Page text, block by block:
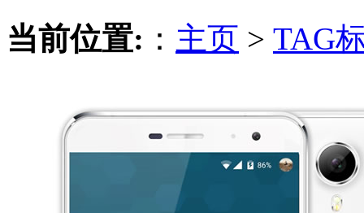
当前位置: ： 主页 > TAG